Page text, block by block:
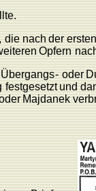
die nach der
Opfern
Übergangs- oder
festgesetztund
Majdanek